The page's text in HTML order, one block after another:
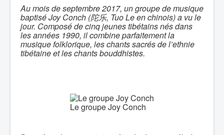
Au mois de septembre 2017, un groupe de musique
baptisé Joy Conch (陀乐, Tuo Le en chinois) a vu le
jour. Composé de cinq jeunes tibétains nés dans
les années 1990, il combine parfaitement la
musique folklorique, les chants sacrés de l’ethnie
tibétaine et les chants bouddhistes.
Le groupe Joy Conch